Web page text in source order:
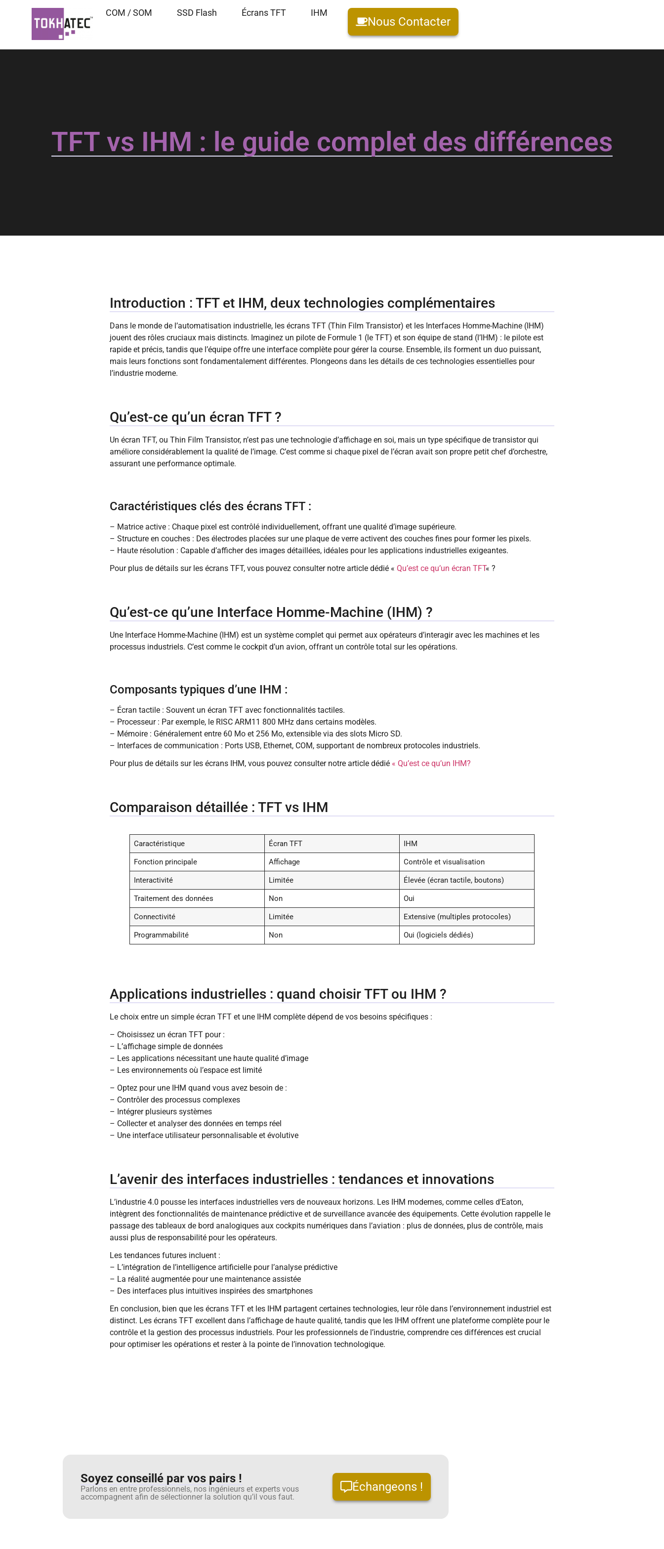
COM / SOM SSD Flash Écrans TFT IHM
Nous Contacter
TFT vs IHM : le guide complet des différences
Introduction : TFT et IHM, deux technologies complémentaires
Dans le monde de l’automatisation industrielle, les écrans TFT (Thin Film Transistor) et les Interfaces Homme-Machine (IHM)
jouent des rôles cruciaux mais distincts. Imaginez un pilote de Formule 1 (le TFT) et son équipe de stand (l’IHM) : le pilote est
rapide et précis, tandis que l’équipe offre une interface complète pour gérer la course. Ensemble, ils forment un duo puissant,
mais leurs fonctions sont fondamentalement différentes. Plongeons dans les détails de ces technologies essentielles pour
l’industrie moderne.
Qu’est-ce qu’un écran TFT ?
Un écran TFT, ou Thin Film Transistor, n’est pas une technologie d’affichage en soi, mais un type spécifique de transistor qui
améliore considérablement la qualité de l’image. C’est comme si chaque pixel de l’écran avait son propre petit chef d’orchestre,
assurant une performance optimale.
Caractéristiques clés des écrans TFT :
– Matrice active : Chaque pixel est contrôlé individuellement, offrant une qualité d’image supérieure.
– Structure en couches : Des électrodes placées sur une plaque de verre activent des couches fines pour former les pixels.
– Haute résolution : Capable d’afficher des images détaillées, idéales pour les applications industrielles exigeantes.
Pour plus de détails sur les écrans TFT, vous pouvez consulter notre article dédié « Qu’est ce qu’un écran TFT« ?
Qu’est-ce qu’une Interface Homme-Machine (IHM) ?
Une Interface Homme-Machine (IHM) est un système complet qui permet aux opérateurs d’interagir avec les machines et les
processus industriels. C’est comme le cockpit d’un avion, offrant un contrôle total sur les opérations.
Composants typiques d’une IHM :
– Écran tactile : Souvent un écran TFT avec fonctionnalités tactiles.
– Processeur : Par exemple, le RISC ARM11 800 MHz dans certains modèles.
– Mémoire : Généralement entre 60 Mo et 256 Mo, extensible via des slots Micro SD.
– Interfaces de communication : Ports USB, Ethernet, COM, supportant de nombreux protocoles industriels.
Pour plus de détails sur les écrans IHM, vous pouvez consulter notre article dédié « Qu’est ce qu’un IHM?
Comparaison détaillée : TFT vs IHM
Caractéristique Écran TFT IHM
Fonction principale Affichage Contrôle et visualisation
Interactivité Limitée Élevée (écran tactile, boutons)
Traitement des données Non Oui
Connectivité Limitée Extensive (multiples protocoles)
Programmabilité Non Oui (logiciels dédiés)
Applications industrielles : quand choisir TFT ou IHM ?
Le choix entre un simple écran TFT et une IHM complète dépend de vos besoins spécifiques :
– Choisissez un écran TFT pour :
– L’affichage simple de données
– Les applications nécessitant une haute qualité d’image
– Les environnements où l’espace est limité
– Optez pour une IHM quand vous avez besoin de :
– Contrôler des processus complexes
– Intégrer plusieurs systèmes
– Collecter et analyser des données en temps réel
– Une interface utilisateur personnalisable et évolutive
L’avenir des interfaces industrielles : tendances et innovations
L’industrie 4.0 pousse les interfaces industrielles vers de nouveaux horizons. Les IHM modernes, comme celles d’Eaton,
intègrent des fonctionnalités de maintenance prédictive et de surveillance avancée des équipements. Cette évolution rappelle le
passage des tableaux de bord analogiques aux cockpits numériques dans l’aviation : plus de données, plus de contrôle, mais
aussi plus de responsabilité pour les opérateurs.
Les tendances futures incluent :
– L’intégration de l’intelligence artificielle pour l’analyse prédictive
– La réalité augmentée pour une maintenance assistée
– Des interfaces plus intuitives inspirées des smartphones
En conclusion, bien que les écrans TFT et les IHM partagent certaines technologies, leur rôle dans l’environnement industriel est
distinct. Les écrans TFT excellent dans l’affichage de haute qualité, tandis que les IHM offrent une plateforme complète pour le
contrôle et la gestion des processus industriels. Pour les professionnels de l’industrie, comprendre ces différences est crucial
pour optimiser les opérations et rester à la pointe de l’innovation technologique.
Soyez conseillé par vos pairs !
Parlons en entre professionnels, nos ingénieurs et experts vous
accompagnent afin de sélectionner la solution qu’il vous faut.
Échangeons !